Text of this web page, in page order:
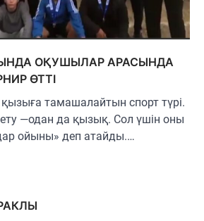
ОҚУШЫЛАР АРАСЫНДА
ӨТТІ
тамашалайтын спорт түрі.
—одан да қызық. Сол үшін оны
ойыны» деп атайды.…